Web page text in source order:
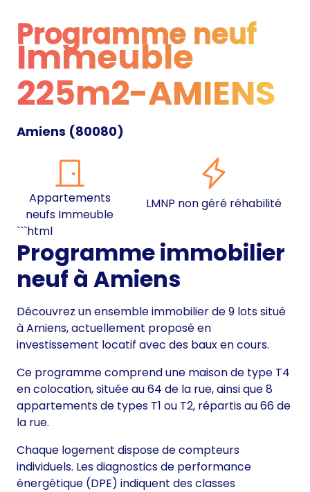
Programme neuf
Programme neuf
Immeuble
225m2-AMIENS
Amiens (80080)
Appartements
neufs Immeuble
LMNP non géré réhabilité
```html
Programme immobilier
neuf à Amiens
Découvrez un ensemble immobilier de 9 lots situé
à Amiens, actuellement proposé en
investissement locatif avec des baux en cours.
Ce programme comprend une maison de type T4
en colocation, située au 64 de la rue, ainsi que 8
appartements de types T1 ou T2, répartis au 66 de
la rue.
Chaque logement dispose de compteurs
individuels. Les diagnostics de performance
énergétique (DPE) indiquent des classes